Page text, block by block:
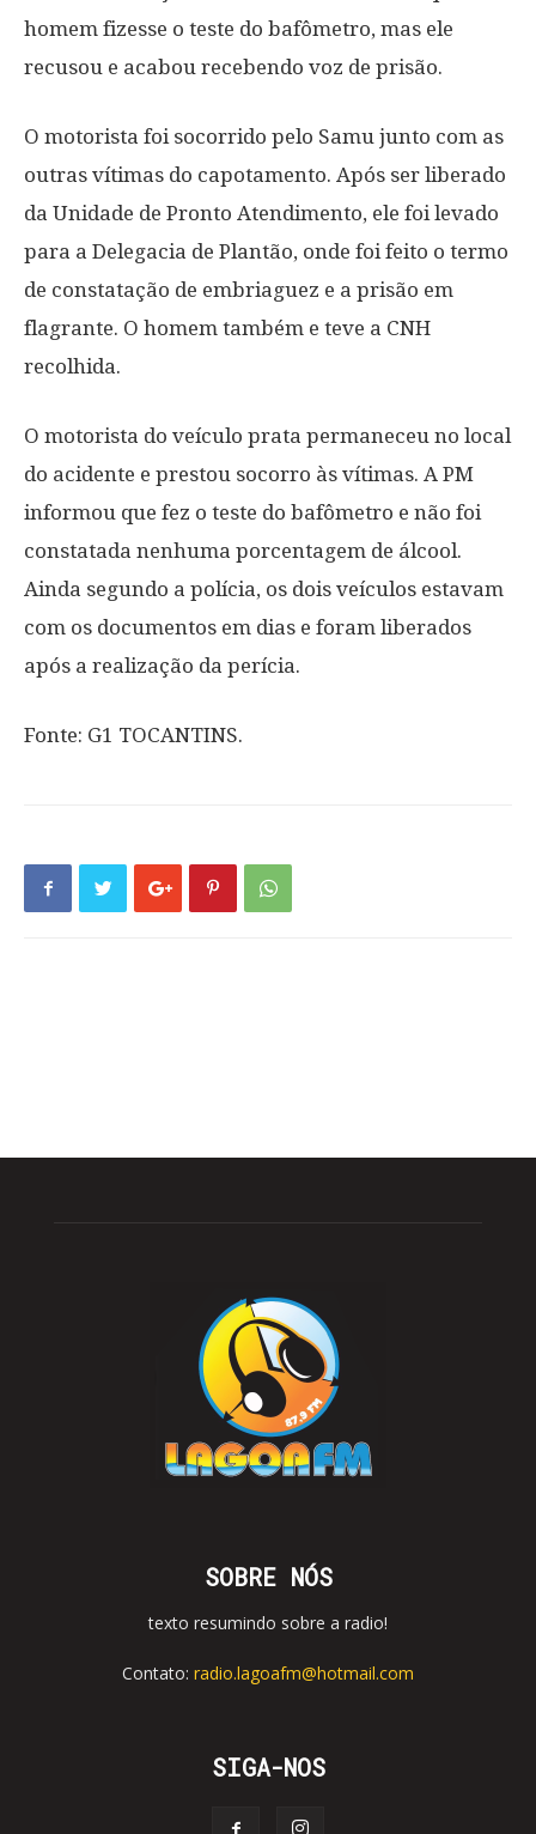
homem fizesse o teste do bafômetro, mas ele
recusou e acabou recebendo voz de prisão.
O motorista foi socorrido pelo Samu junto com as
outras vítimas do capotamento. Após ser liberado
da Unidade de Pronto Atendimento, ele foi levado
para a Delegacia de Plantão, onde foi feito o termo
de constatação de embriaguez e a prisão em
flagrante. O homem também e teve a CNH
recolhida.
O motorista do veículo prata permaneceu no local
do acidente e prestou socorro às vítimas. A PM
informou que fez o teste do bafômetro e não foi
constatada nenhuma porcentagem de álcool.
Ainda segundo a polícia, os dois veículos estavam
com os documentos em dias e foram liberados
após a realização da perícia.
Fonte: G1 TOCANTINS.
SOBRE NÓS
texto resumindo sobre a radio!
Contato: radio.lagoafm@hotmail.com
SIGA-NOS